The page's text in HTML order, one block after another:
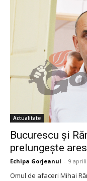
Actualitate
Bucurescu și
prelungește
Echipa Gorjeanul - 9
Omul de afaceri Mihai